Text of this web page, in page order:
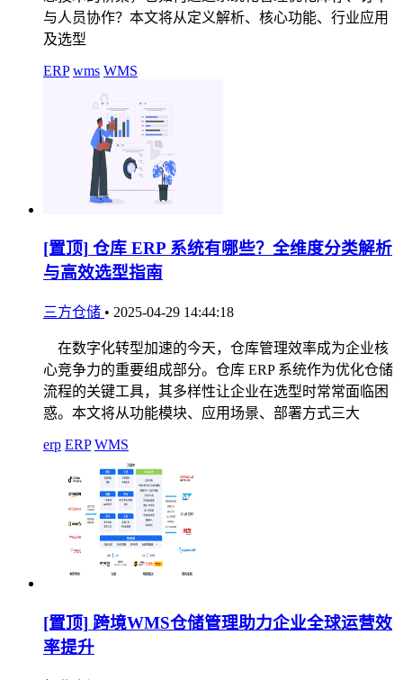
与人员协作？本文将从定义解析、核心功能、行业应用
及选型
ERP wms WMS
[置顶] 仓库 ERP 系统有哪些？全维度分类解析
与高效选型指南
三方仓储 • 2025-04-29 14:44:18
在数字化转型加速的今天，仓库管理效率成为企业核
心竞争力的重要组成部分。仓库 ERP 系统作为优化仓储
流程的关键工具，其多样性让企业在选型时常常面临困
惑。本文将从功能模块、应用场景、部署方式三大
erp ERP WMS
[置顶] 跨境WMS仓储管理助力企业全球运营效
率提升